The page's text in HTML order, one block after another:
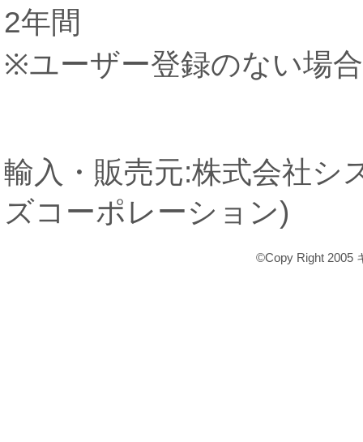
2年間
※ユーザー登録のない場
輸入・販売元:株式会社シ
ズコーポレーション)
©Copy Right 2005